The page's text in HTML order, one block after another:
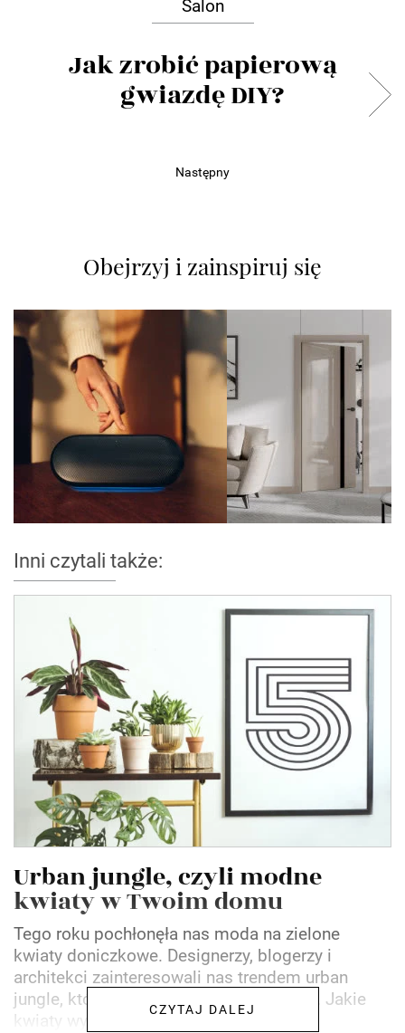
Salon
Jak zrobić papierową
gwiazdę DIY?
Następny
Obejrzyj i zainspiruj się
Inni czytali także:
Urban jungle, czyli modne
kwiaty w Twoim domu
Tego roku pochłonęła nas moda na zielone
kwiaty doniczkowe. Designerzy, blogerzy i
architekci zainteresowali nas trendem urban
jungle, który stał się dla wielu inspiracją. Jakie
kwiaty wybrać, aby...
CZYTAJ DALEJ